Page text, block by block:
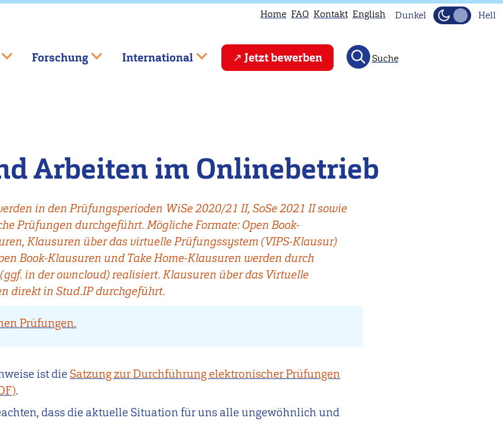
Home FAQ Kontakt English Dunkel Hell
Forschung International Jetzt bewerben Suche
Arbeiten im Onlinebetrieb
in den Prüfungsperioden WiSe 2020/21 II, SoSe 2021 II sowie
Prüfungen durchgeführt. Mögliche Formate: Open Book-
Klausuren über das virtuelle Prüfungssystem (VIPS-Klausur)
Book-Klausuren und Take Home-Klausuren werden durch
in der owncloud) realisiert. Klausuren über das Virtuelle
direkt in Stud.IP durchgeführt.
Prüfungen.
ist dieSatzung zur Durchführung elektronischer Prüfungen
.
dass die aktuelle Situation für uns alle ungewöhnlich und